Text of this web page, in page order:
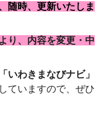
随時、更新いたしま
り、内容を変更・中
いわきまなびナビ」
ていますので、ぜひ